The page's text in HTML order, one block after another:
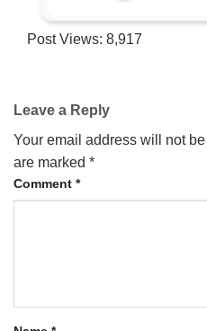
Post Views: 8,917
Leave a Reply
Your email address will not
are marked *
Comment *